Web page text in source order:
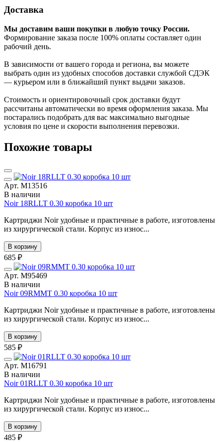
Доставка
Мы доставим ваши покупки в любую точку России.
Формирование заказа после 100% оплаты составляет один
рабочий день.
В зависимости от вашего города и региона, вы можете
выбрать один из удобных способов доставки службой СДЭК
— курьером или в ближайший пункт выдачи заказов.
Стоимость и ориентировочный срок доставки будут
рассчитаны автоматически во время оформления заказа. Мы
постарались подобрать для вас максимально выгодные
условия по цене и скорости выполнения перевозки.
Похожие товары
Арт. М13516
В наличии
Noir 18RLLT 0.30 коробка 10 шт
Картриджи Noir удобные и практичные в работе, изготовлены
из хирургической стали. Корпус из износ...
В корзину
685 ₽
Арт. М95469
В наличии
Noir 09RMMT 0.30 коробка 10 шт
Картриджи Noir удобные и практичные в работе, изготовлены
из хирургической стали. Корпус из износ...
В корзину
585 ₽
Арт. М16791
В наличии
Noir 01RLLT 0.30 коробка 10 шт
Картриджи Noir удобные и практичные в работе, изготовлены
из хирургической стали. Корпус из износ...
В корзину
485 ₽